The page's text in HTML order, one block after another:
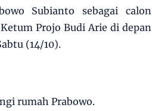
Subianto sebagai calon
Projo Budi Arie di depan
(14/10).
rumah Prabowo.